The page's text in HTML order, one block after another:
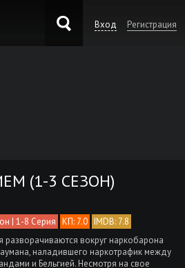
Вход Регистрация
(1-3 СЕЗОН)
| 1-8 Серия КП: 7.0 IMDB: 7.8
разворачиваются вокруг наркобарона
наладившего наркотрафик между
и Бельгией. Несмотря на свое